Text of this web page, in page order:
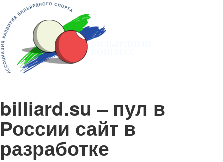
billiard.su – пул в
России сайт в
разработке